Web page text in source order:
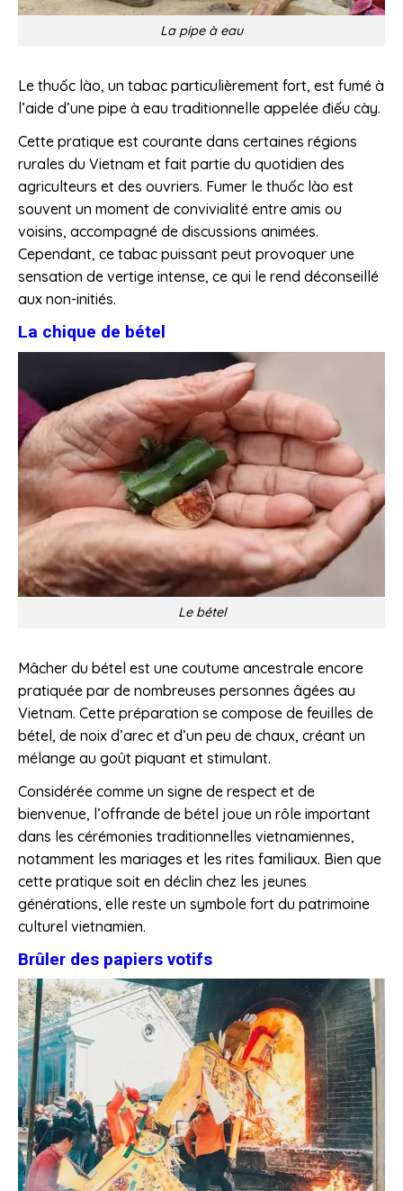
La pipe à eau
Le thuốc lào, un tabac particulièrement fort, est fumé à
l’aide d’une pipe à eau traditionnelle appelée điếu cày.
Cette pratique est courante dans certaines régions
rurales du Vietnam et fait partie du quotidien des
agriculteurs et des ouvriers. Fumer le thuốc lào est
souvent un moment de convivialité entre amis ou
voisins, accompagné de discussions animées.
Cependant, ce tabac puissant peut provoquer une
sensation de vertige intense, ce qui le rend déconseillé
aux non-initiés.
La chique de bétel
Le bétel
Mâcher du bétel est une coutume ancestrale encore
pratiquée par de nombreuses personnes âgées au
Vietnam. Cette préparation se compose de feuilles de
bétel, de noix d’arec et d’un peu de chaux, créant un
mélange au goût piquant et stimulant.
Considérée comme un signe de respect et de
bienvenue, l’offrande de bétel joue un rôle important
dans les cérémonies traditionnelles vietnamiennes,
notamment les mariages et les rites familiaux. Bien que
cette pratique soit en déclin chez les jeunes
générations, elle reste un symbole fort du patrimoine
culturel vietnamien.
Brûler des papiers votifs